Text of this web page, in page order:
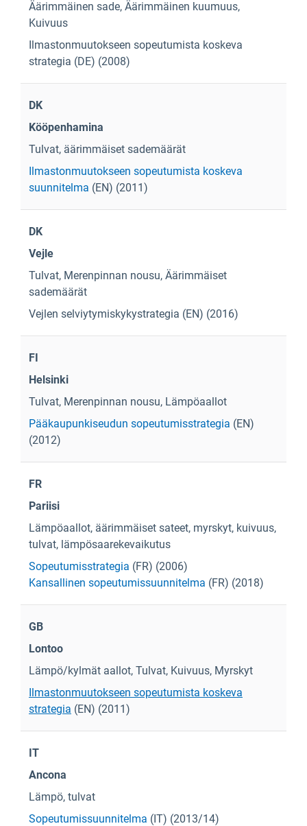
Äärimmäinen sade, Äärimmäinen kuumuus,
Kuivuus
Ilmastonmuutokseen sopeutumista koskeva
strategia (DE) (2008)
DK
Kööpenhamina
Tulvat, äärimmäiset sademäärät
Ilmastonmuutokseen sopeutumista koskeva
suunnitelma (EN) (2011)
DK
Vejle
Tulvat, Merenpinnan nousu, Äärimmäiset
sademäärät
Vejlen selviytymiskykystrategia (EN) (2016)
FI
Helsinki
Tulvat, Merenpinnan nousu, Lämpöaallot
Pääkaupunkiseudun sopeutumisstrategia (EN)
(2012)
FR
Pariisi
Lämpöaallot, äärimmäiset sateet, myrskyt, kuivuus,
tulvat, lämpösaarekevaikutus
Sopeutumisstrategia (FR) (2006)
Kansallinen sopeutumissuunnitelma (FR) (2018)
GB
Lontoo
Lämpö/kylmät aallot, Tulvat, Kuivuus, Myrskyt
Ilmastonmuutokseen sopeutumista koskeva
strategia (EN) (2011)
IT
Ancona
Lämpö, tulvat
Sopeutumissuunnitelma (IT) (2013/14)